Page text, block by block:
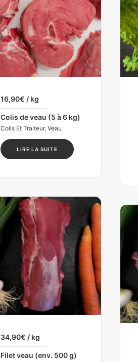
16,90€ / kg
Colis de veau (5 à 6 kg)
Colis Et Traiteur, Veau
LIRE LA SUITE
34,90€ / kg
Filet veau (env. 500 g)